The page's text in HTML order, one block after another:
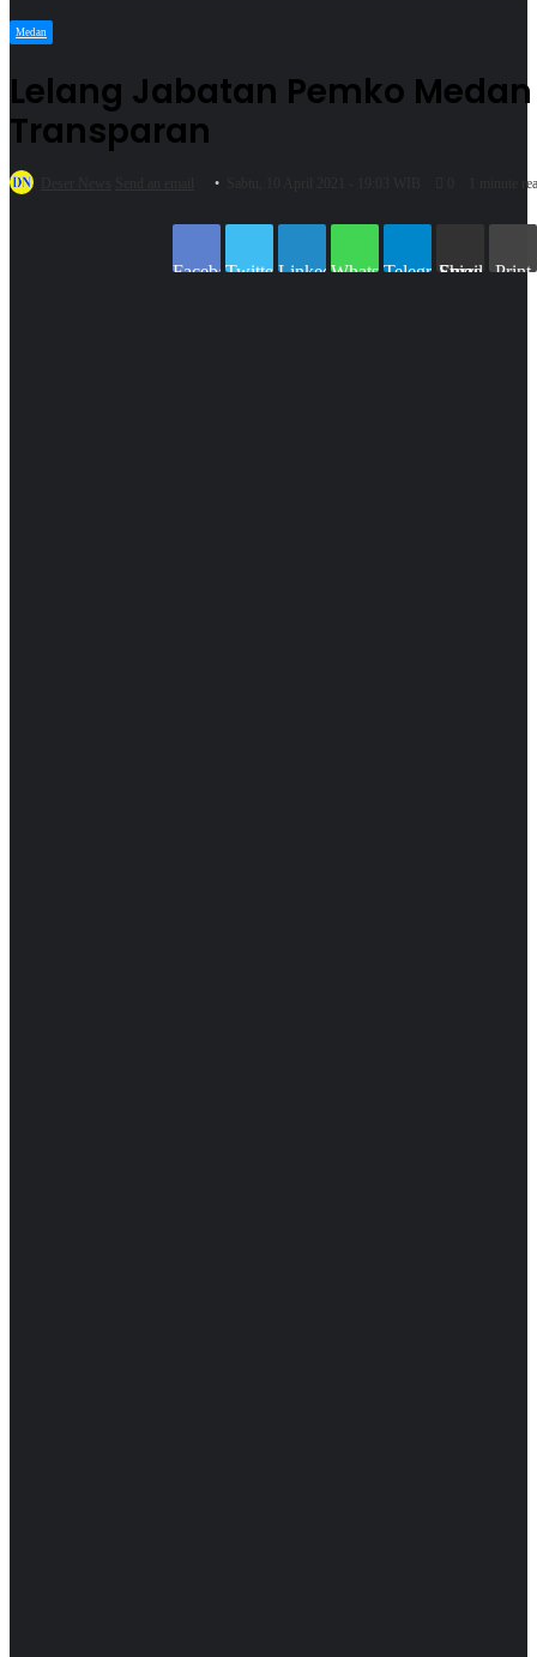
Medan
Lelang Jabatan Pemko
Transparan
1 minute
FacebookTwitterLinkedInWhatsAppTelegramShare via Email Print